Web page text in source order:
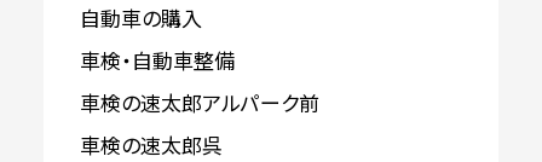
自動車の購入
車検・自動車整備
車検の速太郎アルパーク前
車検の速太郎呉